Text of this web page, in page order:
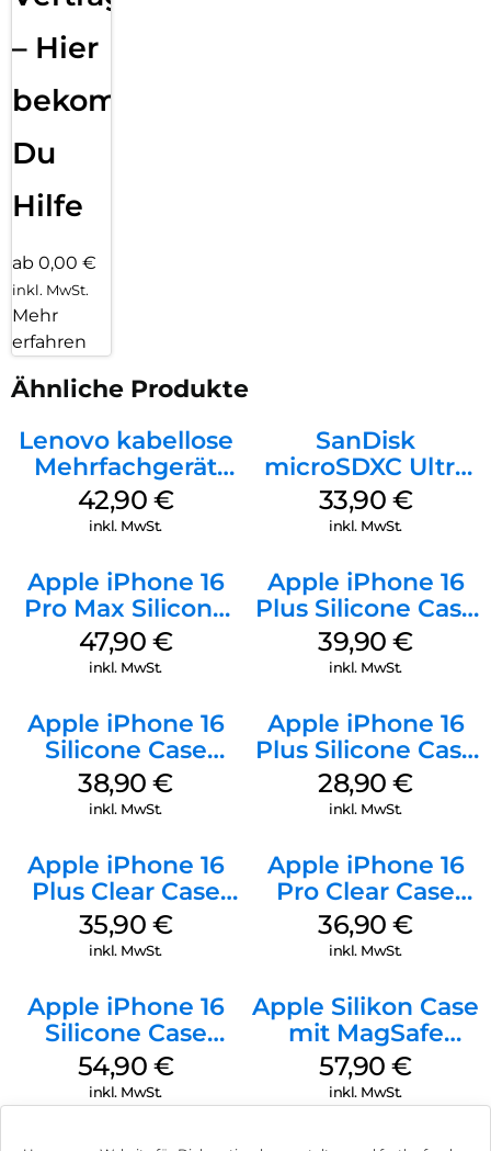
– Hier
bekommst
Du
Hilfe
ab 0,00 €
inkl. MwSt.
Mehr
erfahren
Ähnliche Produkte
Lenovo kabellose
Mehrfachgerät
Luna Grey
42,90 €
inkl. MwSt.
SanDisk
microSDXC Ultra
128 GB + Adapter
Mobile
33,90 €
inkl. MwSt.
Apple iPhone 16
Pro Max Silicone
Case MagSafe
Black
47,90 €
inkl. MwSt.
Apple iPhone 16
Plus Silicone Case
MagSafe Plum
39,90€
inkl. MwSt.
Apple iPhone 16
Silicone Case
MagSafe
Ultramarine
38,90€
inkl. MwSt.
Apple iPhone 16
Plus Silicone Case
MagSafe Black
28,90€
inkl. MwSt.
Apple iPhone 16
Plus Clear Case
MagSafe
Transparent
35,90 €
inkl. MwSt.
Apple iPhone 16
Pro Clear Case
MagSafe
Transparent
36,90€
inkl. MwSt.
Apple iPhone 16
Silicone Case
MagSafe Lake
Green
54,90 €
inkl. MwSt.
Apple Silikon Case
mit MagSafe
iPhone 14 Pro
(PRODUCT)RED
57,90€
inkl. MwSt.